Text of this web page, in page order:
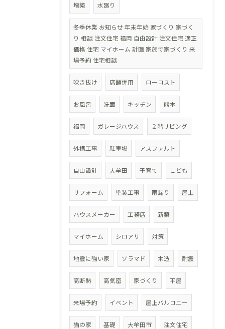
増築 水廻り
冬季休業 お知らせ 年末年始 家づくり 家づく
り 相談 注文住宅 福岡 自由設計 注文住宅 適正
価格 住宅 マイホーム 計画 家族で家づくり 来
場予約 住宅相談
吹き抜け 店舗併用 ローコスト
お風呂 洗面 キッチン 熊本
福岡 ガレージハウス ２階リビング
外構工事 駐車場 アスファルト
自由設計 大牟田 子育て こども
リフォーム 塗装工事 雨漏り 屋上
ハウスメーカー 工務店 新築
マイホーム シロアリ 対策
地震に強い家 ソラマド 木造 耐震
高断熱 高気密 家づくり 平屋
来場予約 イベント 屋上バルコニー
猫の家 基礎 大牟田市 注文住宅